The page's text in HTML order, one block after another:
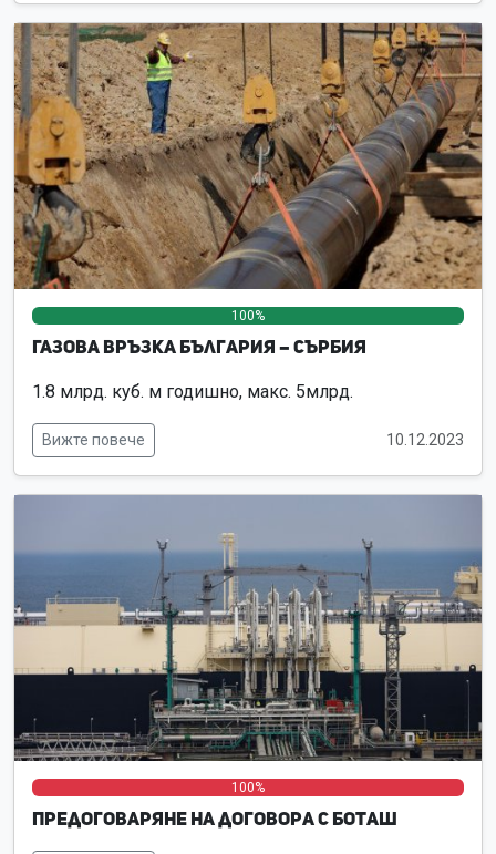
100%
Газова връзка България – Сърбия
1.8 млрд. куб. м годишно, макс. 5млрд.
Вижте повече 10.12.2023
0%
0% 100%
Предоговаряне на договора с Боташ